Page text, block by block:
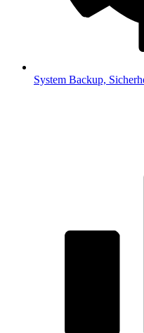
System Backup,